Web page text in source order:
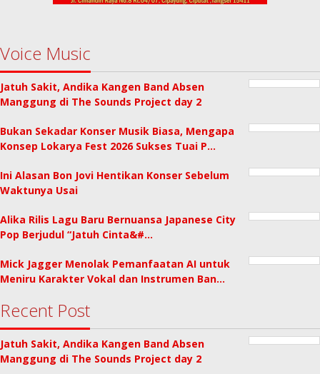
Voice Music
Jatuh Sakit, Andika Kangen Band Absen
Manggung di The Sounds Project day 2
Bukan Sekadar Konser Musik Biasa, Mengapa
Konsep Lokarya Fest 2026 Sukses Tuai P…
Ini Alasan Bon Jovi Hentikan Konser Sebelum
Waktunya Usai
Alika Rilis Lagu Baru Bernuansa Japanese City
Pop Berjudul “Jatuh Cinta&#…
Mick Jagger Menolak Pemanfaatan AI untuk
Meniru Karakter Vokal dan Instrumen Ban…
Recent Post
Jatuh Sakit, Andika Kangen Band Absen
Manggung di The Sounds Project day 2